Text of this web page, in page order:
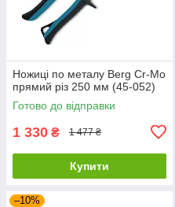
Ножиці по металу Berg Cr-Mo
прямий різ 250 мм (45-052)
Готово до відправки
1 330 ₴ 1 477 ₴
Купити
–10%